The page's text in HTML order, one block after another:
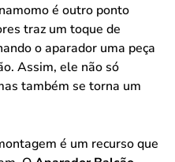
é outro ponto
traz um toque de
o aparador uma peça
Assim, ele não só
também se torna um
é um recurso que